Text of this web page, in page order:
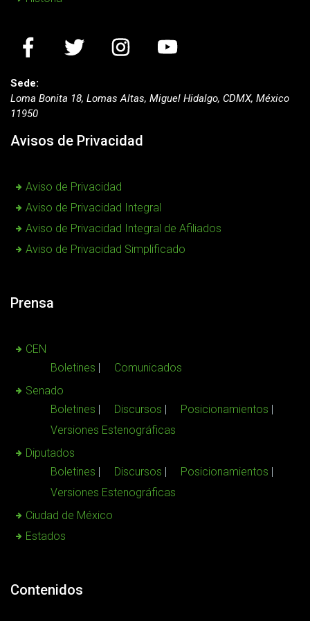
Sede:
Loma Bonita 18, Lomas Altas, Miguel Hidalgo, CDMX, México
11950
Avisos de Privacidad
Aviso de Privacidad
Aviso de Privacidad Integral
Aviso de Privacidad Integral de Afiliados
Aviso de Privacidad Simplificado
Prensa
CEN
Boletines
Comunicados
Senado
Boletines
Discursos
Posicionamientos
Versiones Estenográficas
Diputados
Boletines
Discursos
Posicionamientos
Versiones Estenográficas
Ciudad de México
Estados
Contenidos